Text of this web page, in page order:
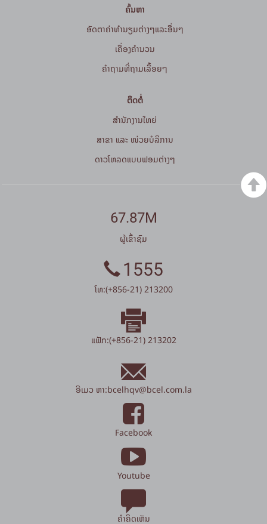
ຄົ້ນຫາ
ອັດຕາຄ່າທຳນຽມຕ່າງໆແລະອື່ນໆ
ເຄື່ອງຄຳນວນ
ຄໍາຖາມທີ່ຖາມເລື້ອຍໆ
ຕິດຕໍ່
ສໍານັກງານໃຫຍ່
ສາຂາ ແລະ ໜ່ວຍບໍລິການ
ດາວໂຫລດແບບຟອມຕ່າງໆ
67.87M
ຜູ້ເຂົ້າຊົມ
1555
ໂທ:(+856-21) 213200
ແຟັກ:(+856-21) 213202
ອີເມວ ຫາ:bcelhqv@bcel.com.la
Facebook
Youtube
ຄຳຄິດເຫັນ